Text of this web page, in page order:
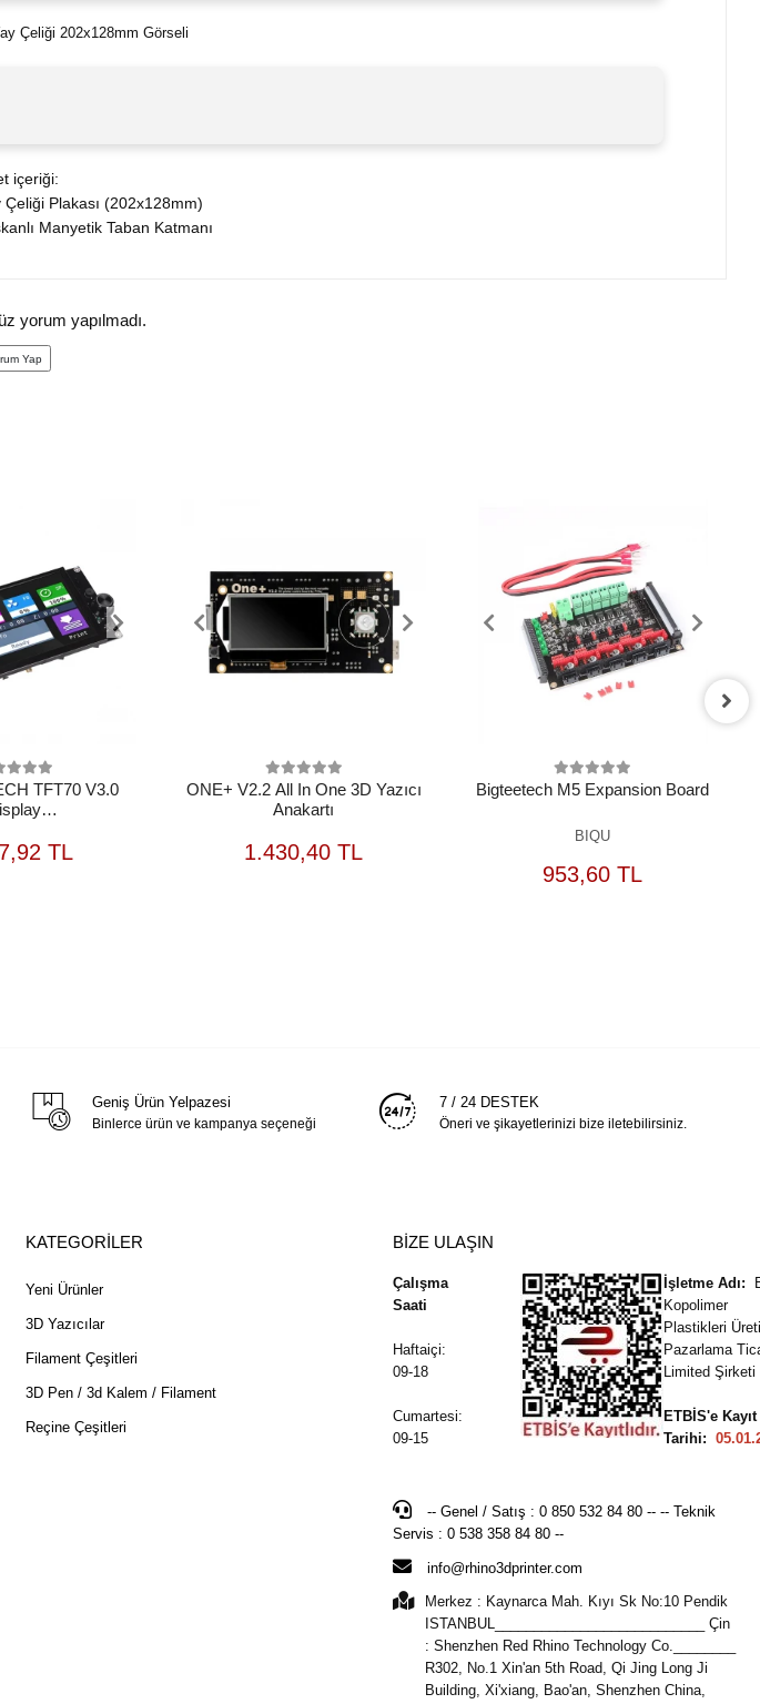
içeriği:
Plakası (202x128mm)
Manyetik Taban Katmanı
yorum yapılmadı.
Yap
TFT70 V3.0
TL
SEPETE
EKLE
ONE+ V2.2 All In One 3D Yazıcı
Anakartı
1.430,40 TL
SEPETE
EKLE
Bigteetech M5 Expansion Board
BIQU
953,60 TLSEPETE
EKLE
Geniş Ürün Yelpazesi
Binlerce ürün ve kampanya seçeneği
7 / 24 DESTEK
Öneri ve şikayetlerinizi bize iletebilirsiniz.
KATEGORİLER
Yeni Ürünler
3D Yazıcılar
Filament Çeşitleri
3D Pen / 3d Kalem / Filament
Reçine Çeşitleri
BİZE ULAŞIN
Çalışma
Saati
Haftaiçi:
09-18
Cumartesi:
09-15
İşletme Adı:
Kopolimer
Plastikleri
Pazarlama
Limited Şirketi
ETBİS'e Kayıt
Tarihi:
-- Genel / Satış : 0 850 532 84 80 -- -- Teknik
Servis : 0 538 358 84 80 --
info@rhino3dprinter.com
Merkez : Kaynarca Mah. Kıyı Sk No:10 Pendik
ISTANBUL___________________________ Çin
: Shenzhen Red Rhino Technology Co.________
R302, No.1 Xin'an 5th Road, Qi Jing Long Ji
Building, Xi'xiang, Bao'an, Shenzhen China,